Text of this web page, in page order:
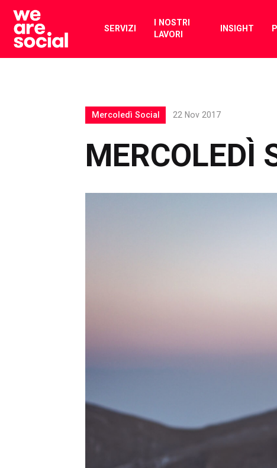
Skip
content
SERVIZI
I NOSTRI
LAVORI
INSIGHT
MERCOLEDÌ
Mercoledì Social 22 Nov 2017